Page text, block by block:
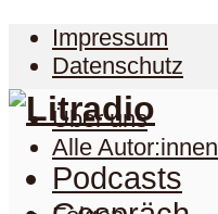
Impressum
Datenschutz
Über uns
Alle Autor:innen
Podcasts